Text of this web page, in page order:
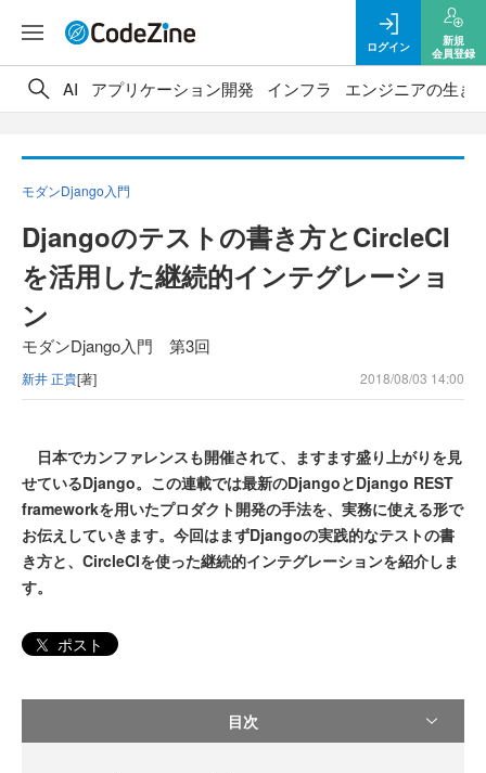
ログイン
新規
会員登録
AI アプリケーション開発 インフラ エンジニアの生き
モダンDjango入門
Djangoのテストの書き方とCircleCI
を活用した継続的インテグレーショ
ン
モダンDjango入門 第3回
新井 正貴[著] 2018/08/03 14:00
日本でカンファレンスも開催されて、ますます盛り上がりを見
せているDjango。この連載では最新のDjangoとDjango REST
frameworkを用いたプロダクト開発の手法を、実務に使える形で
お伝えしていきます。今回はまずDjangoの実践的なテストの書
き方と、CircleCIを使った継続的インテグレーションを紹介しま
す。
ポスト
目次